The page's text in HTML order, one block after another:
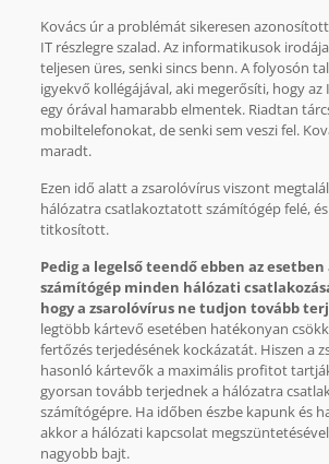
Kovács úr a problémát sikeresen
IT részlegre szalad. Az informatikusok
teljesen üres, senki sincs benn. A folyosón
igyekvő kollégájával, aki megerősíti, hogy az
egy órával hamarabb elmentek. Riadtan
mobiltelefonokat, de senki sem veszi fel.
maradt.
Ezen idő alatt a zsarolóvírus viszont
hálózatra csatlakoztatott számítógép felé,
titkosított.
Pedig a legelső teendő ebben az
számítógép minden hálózati
hogy a zsarolóvírus ne tudjon tovább
legtöbb kártevő esetében hatékonyan
fertőzés terjedésének kockázatát. Hiszen a
hasonló kártevők a maximális profitot
gyorsan tovább terjednek a hálózatra
számítógépre. Ha időben észbe kapunk és
akkor a hálózati kapcsolat
nagyobb bajt.